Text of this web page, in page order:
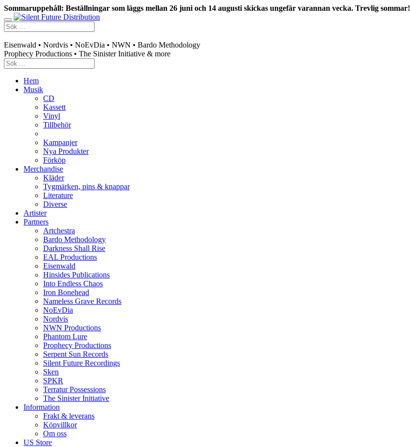
Sommaruppehåll: Beställningar som läggs mellan 26 juni och 14 augusti skickas ungefär varannan vecka. Trevlig sommar!
Eisenwald • Nordvis • NoEvDia • NWN • Bardo Methodology
Prophecy Productions • The Sinister Initiative & more
Hem
Musik
CD
Kassett
Vinyl
Tillbehör
Kampanjer
Nya Produkter
Förköp
Merchandise
Kläder
Tygmärken, pins & knappar
Literature
Diverse
Artister
Partners
Artchestra
Bardo Methodology
Darkness Shall Rise
EAL Productions
Eisenwald
Hinsides Publications
Into Endless Chaos
Iron Bonehead
Nameless Grave Records
NoEvDia
Nordvis
NWN Productions
Phantom Lure
Prophecy Productions
Serpent Sun Records
Silent Future Recordings
Sken
SPKR
Terratur Possessions
The Sinister Initiative
Information
Frakt & leverans
Köpvillkor
Om oss
US Store